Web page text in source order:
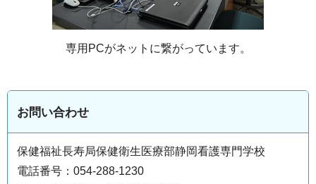
専用PCがネットに繋がっています。
お問い合わせ
保健福祉長寿局保健衛生医療部静岡看護専門学校
電話番号：054-288-1230